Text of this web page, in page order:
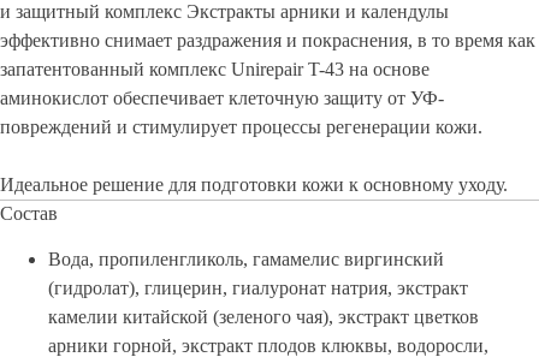
и защитный комплекс Экстракты арники и календулы
эффективно снимает раздражения и покраснения, в то время как
запатентованный комплекс Unirepair T-43 на основе
аминокислот обеспечивает клеточную защиту от УФ-
повреждений и стимулирует процессы регенерации кожи.
Идеальное решение для подготовки кожи к основному уходу.
Состав
Вода, пропиленгликоль, гамамелис виргинский
(гидролат), глицерин, гиалуронат натрия, экстракт
камелии китайской (зеленого чая), экстракт цветков
арники горной, экстракт плодов клюквы, водоросли,